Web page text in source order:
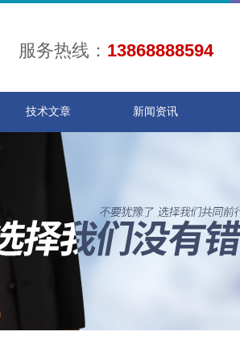
服务热线： 13868888594
技术文章 新闻资讯